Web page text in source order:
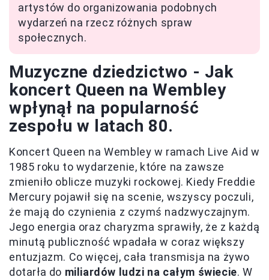
artystów do organizowania podobnych
wydarzeń na rzecz różnych spraw
społecznych.
Muzyczne dziedzictwo - Jak
koncert Queen na Wembley
wpłynął na popularność
zespołu w latach 80.
Koncert Queen na Wembley w ramach Live Aid w
1985 roku to wydarzenie, które na zawsze
zmieniło oblicze muzyki rockowej. Kiedy Freddie
Mercury pojawił się na scenie, wszyscy poczuli,
że mają do czynienia z czymś nadzwyczajnym.
Jego energia oraz charyzma sprawiły, że z każdą
minutą publiczność wpadała w coraz większy
entuzjazm. Co więcej, cała transmisja na żywo
dotarła do miliardów ludzi na całym świecie. W